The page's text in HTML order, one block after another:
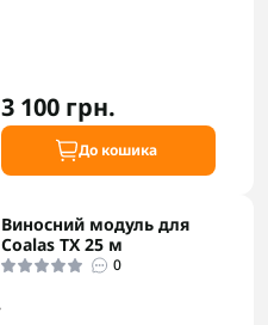
3 100 грн.
До кошика
Виносний модуль для
Coalas TX 25 м
0